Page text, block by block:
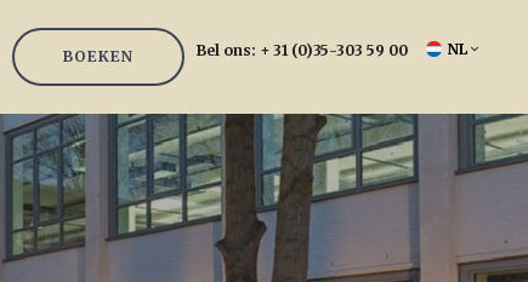
BOEKEN Bel ons: + 31 (0)35-303 59 00 NL